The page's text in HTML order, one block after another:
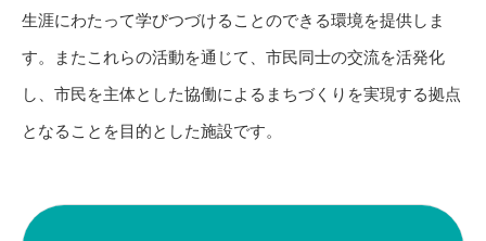
生涯にわたって学びつづけることのできる環境を提供しま
す。またこれらの活動を通じて、市民同士の交流を活発化
し、市民を主体とした協働によるまちづくりを実現する拠点
となることを目的とした施設です。